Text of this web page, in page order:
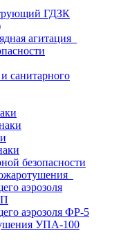
ГДЗК
агитация
санитарного
безопасности
аэрозоля
аэрозоля ФР-5
УПА-100